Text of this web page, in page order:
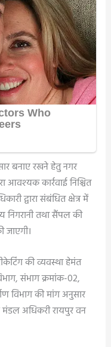
बनाए रखने हेतु नगर
आवश्यक कार्रवाई निश्चित
द्वारा संबंधित क्षेत्र में
निगरानी तथा सैंपल की
जाएगी।
की व्यवस्था हेमंत
संभाग क्रमांक-02,
विभाग की मांग अनुसार
अधिकरी रायपुर वन